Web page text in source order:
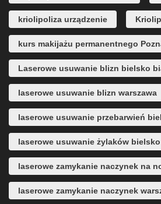
kriolipoliza urządzenie
kurs makijażu permanentnego
Laserowe usuwanie blizn bielsko
laserowe usuwanie blizn warszawa
laserowe usuwanie przebarwień
laserowe usuwanie żylaków bielsko
laserowe zamykanie naczynek na
laserowe zamykanie naczynek